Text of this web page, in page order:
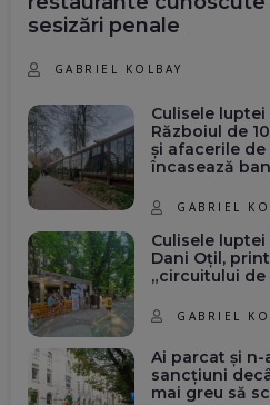
sesizări penale
GABRIEL KOLBAY
Culisele
Războiul de
și afacerile de
încasează
GABRIEL
Culisele
Dani Oțil,
„circuitului de
GABRIEL
Ai parcat și
sancțiuni
mai greu să